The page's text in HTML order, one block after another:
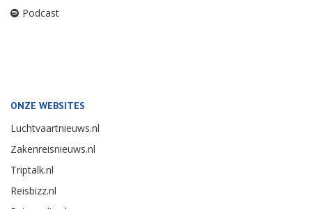
Podcast
ONZE WEBSITES
Luchtvaartnieuws.nl
Zakenreisnieuws.nl
Triptalk.nl
Reisbizz.nl